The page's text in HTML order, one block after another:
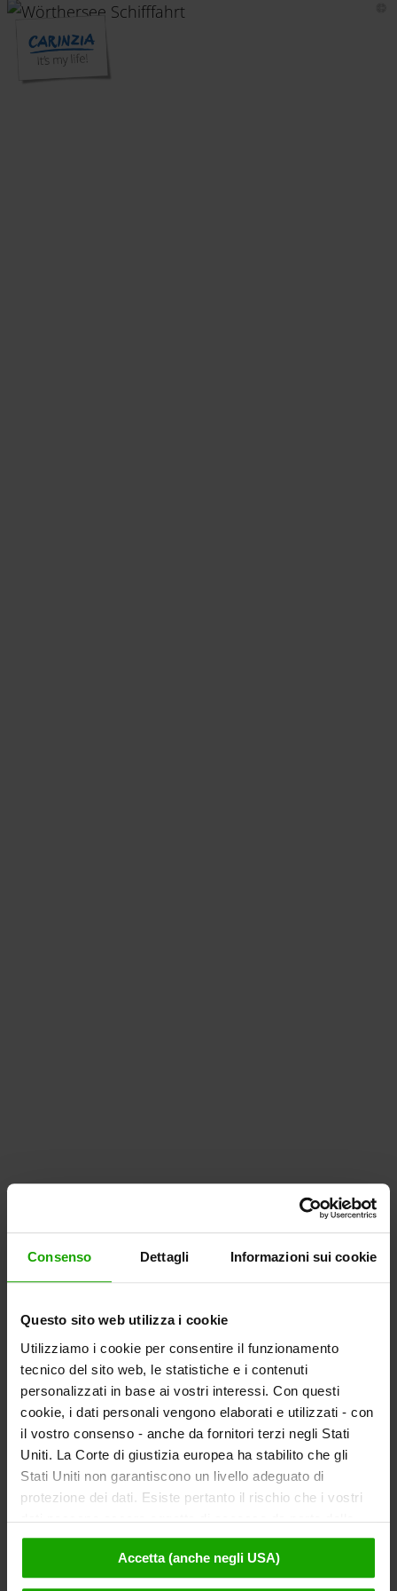
Consenso Dettagli Informazioni sui cookie
Questo sito web utilizza i cookie
Utilizziamo i cookie per consentire il funzionamento
tecnico del sito web, le statistiche e i contenuti
personalizzati in base ai vostri interessi. Con questi
cookie, i dati personali vengono elaborati e utilizzati - con
il vostro consenso - anche da fornitori terzi negli Stati
Uniti. La Corte di giustizia europea ha stabilito che gli
Stati Uniti non garantiscono un livello adeguato di
protezione dei dati. Esiste pertanto il rischio che i vostri
dati possano essere oggetto di accesso da parte delle
autorità statunitensi a fini di controllo e monitoraggio a
causa di ordinanze corrispondenti nei confronti di fornitori
terzi (ad es. Google, Meta) e che non sussistano misure
Accetta (anche negli USA)